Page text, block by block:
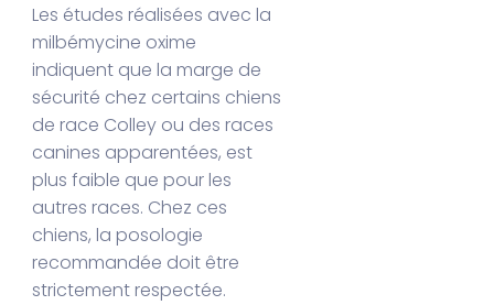
Les études réalisées avec la
milbémycine oxime
indiquent que la marge de
sécurité chez certains chiens
de race Colley ou des races
canines apparentées, est
plus faible que pour les
autres races. Chez ces
chiens, la posologie
recommandée doit être
strictement respectée.